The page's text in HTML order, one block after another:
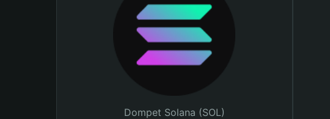
Dompet Solana (SOL)